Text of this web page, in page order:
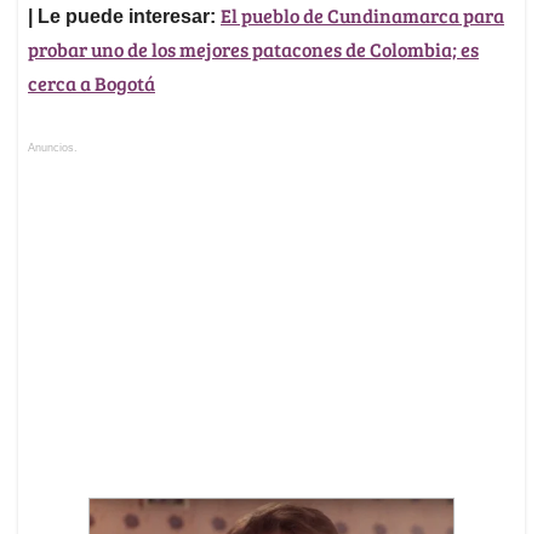
| Le puede interesar: El pueblo de Cundinamarca para
probar uno de los mejores patacones de Colombia; es
cerca a Bogotá
Anuncios.